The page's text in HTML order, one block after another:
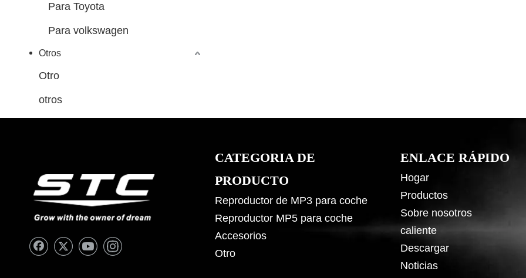
Para Toyota
Para volkswagen
Otros
Otro
otros
CATEGORIA DE
PRODUCTO
Reproductor de MP3 para coche
Reproductor MP5 para coche
Accesorios
Otro
ENLACE RÁPIDO
Hogar
Productos
Sobre nosotros
caliente
Descargar
Noticias